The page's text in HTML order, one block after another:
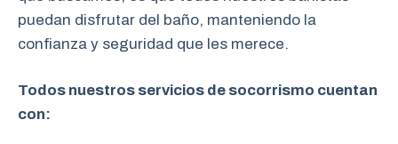
puedan disfrutar del baño, manteniendo la
confianza y seguridad que les merece.
Todos nuestros servicios de socorrismo cuentan
con: